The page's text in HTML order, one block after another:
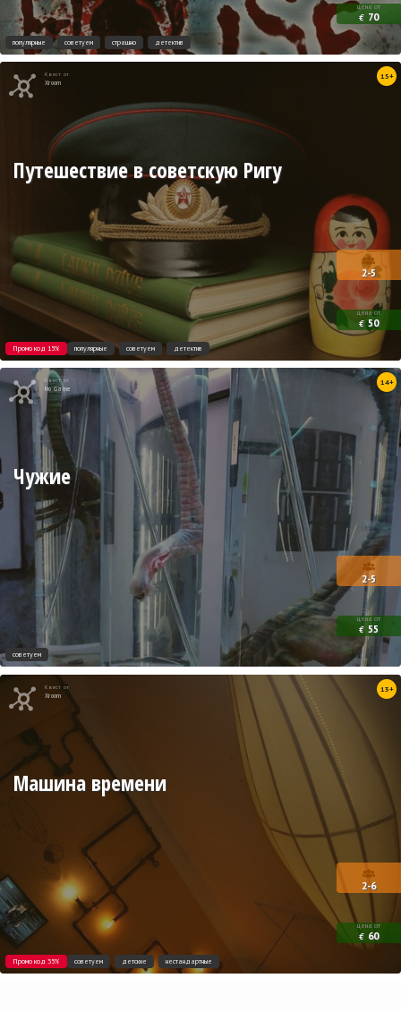
цена от
€ 70
популярные советуем страшно детектив
Квест от
Xroom
15+
2-5
цена от
€ 50
Путешествие в советскую Ригу
Промо код 15% популярные советуем детектив
Квест от
No Game
14+
2-5
цена от
€ 55
Чужие
советуем
Квест от
Xroom
13+
2-6
цена от
€ 60
Машина времени
Промо код 35% советуем детские нестандартные